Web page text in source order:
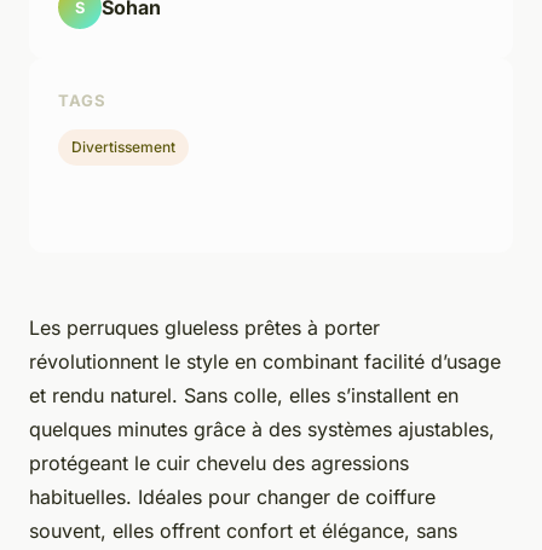
Les perruques glueless prêtes à porter
révolutionnent le style en combinant facilité d’usage
et rendu naturel. Sans colle, elles s’installent en
quelques minutes grâce à des systèmes ajustables,
protégeant le cuir chevelu des agressions
habituelles. Idéales pour changer de coiffure
souvent, elles offrent confort et élégance, sans
S Sohan
TAGS
Divertissement